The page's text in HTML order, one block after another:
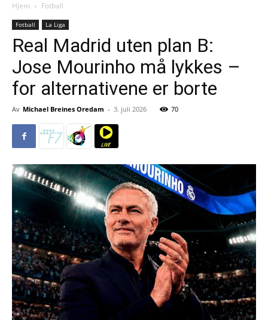
Hjem Fotball
Fotball La Liga
Real Madrid uten plan B:
Jose Mourinho må lykkes –
for alternativene er borte
Av Michael Breines Oredam - 3. juli 2026 70